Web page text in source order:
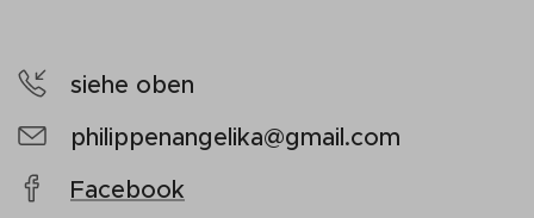
siehe oben
philippenangelika@gmail.com
Facebook